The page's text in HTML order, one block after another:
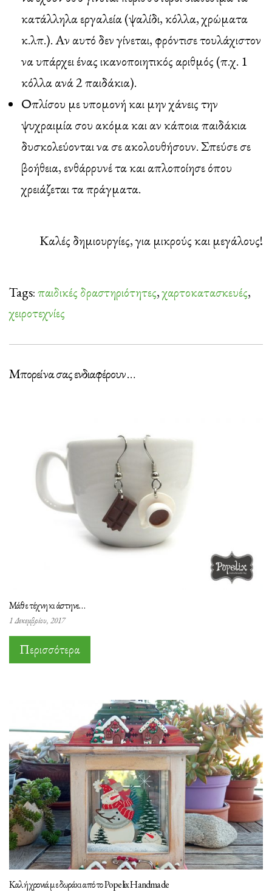
κατάλληλα εργαλεία (ψαλίδι, κόλλα, χρώματα
κ.λπ.). Αν αυτό δεν γίνεται, φρόντισε τουλάχιστον
να υπάρχει ένας ικανοποιητικός αριθμός (π.χ. 1
κόλλα ανά 2 παιδάκια).
Οπλίσου με υπομονή και μην χάνεις την
ψυχραιμία σου ακόμα και αν κάποια παιδάκια
δυσκολεύονται να σε ακολουθήσουν. Σπεύσε σε
βοήθεια, ενθάρρυνέ τα και απλοποίησε όπου
χρειάζεται τα πράγματα.
Καλές δημιουργίες, για μικρούς και μεγάλους!
Tags:παιδικές δραστηριότητες,χαρτοκατασκευές,
χειροτεχνίες
Μπορεί να σας ενδιαφέρουν …
Μάθε τέχνη κι άστηνε…
1 Δεκεμβρίου, 2017
Περισσότερα
Καλή χρονιά με δωράκι από το Popelix Handmade